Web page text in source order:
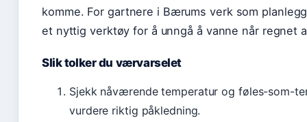
komme. For gartnere i Bærums verk som
et nyttig verktøy for å unngå å vanne når regnet
Slik tolker du værvarselet
Sjekk nåværende temperatur og føles-som-
vurdere riktig påkledning.